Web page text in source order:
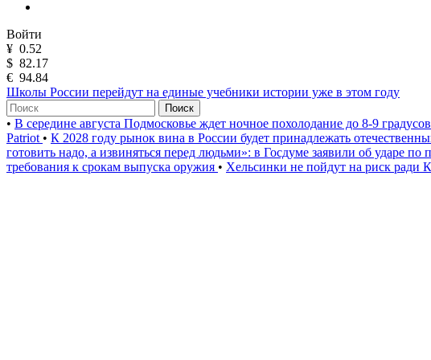
Войти
¥ 0.52
$ 82.17
€ 94.84
Школы России перейдут на единые учебники истории уже в этом году
Поиск
• В середине августа Подмосковье ждет ночное похолодание до 8-9 градусов
Patriot • К 2028 году рынок вина в России будет принадлежать
готовить надо, а извиняться перед людьми»: в Госдуме заявили об ударе по
требования к срокам выпуска оружия • Хельсинки не пойдут на риск ради